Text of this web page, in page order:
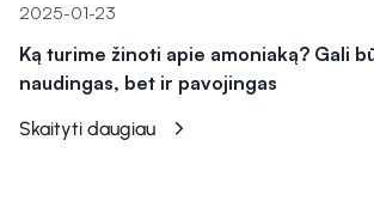
2025-01-23
Ką turime žinoti apie amoniaką? Gali
naudingas, bet ir pavojingas
Skaityti daugiau